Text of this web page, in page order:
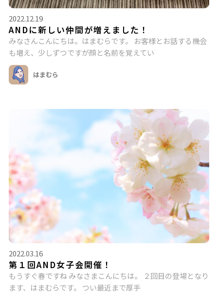
2022.12.19
ANDに新しい仲間が増えました！
みなさんこんにちは。はまむらです。 お客様とお話する機会
も増え、少しずつですが顔と名前を覚えてい
はまむら
2022.03.16
第１回AND女子会開催！
もうすぐ春ですね みなさまこんにちは。 ２回目の登場となり
ます、はまむらです。 つい最近まで厚手